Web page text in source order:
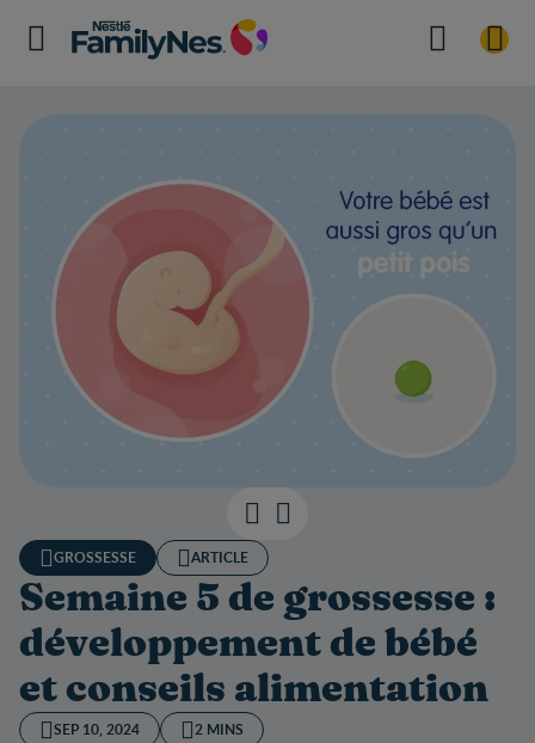
GROSSESSE ARTICLE
Semaine 5 de grossesse :
développement de bébé
et conseils alimentation
SEP 10, 2024 2 MINS